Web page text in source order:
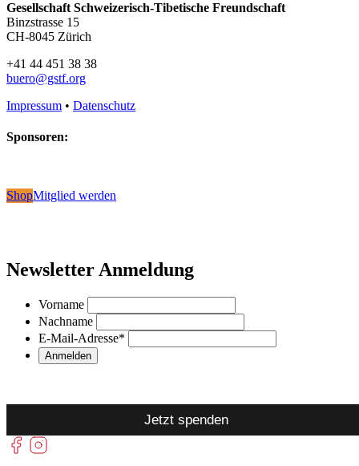
Gesellschaft Schweizerisch-Tibetische Freundschaft
Binzstrasse 15
CH-8045 Zürich
+41 44 451 38 38
buero@gstf.org
Impressum • Datenschutz
Sponsoren:
ShopMitglied werden
Newsletter Anmeldung
Vorname
Nachname
E-Mail-Adresse*
Jetzt spenden